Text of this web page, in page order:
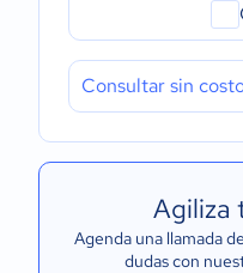
Consultar sin
Agiliza
Agenda una llamada
dudas con